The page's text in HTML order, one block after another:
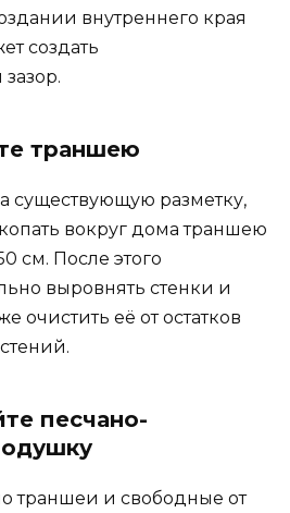
внутреннего края
создать
траншею
существующую разметку,
вокруг дома траншею
см. После этого
выровнять стенки и
очистить её от остатков
песчано-
траншеи и свободные от